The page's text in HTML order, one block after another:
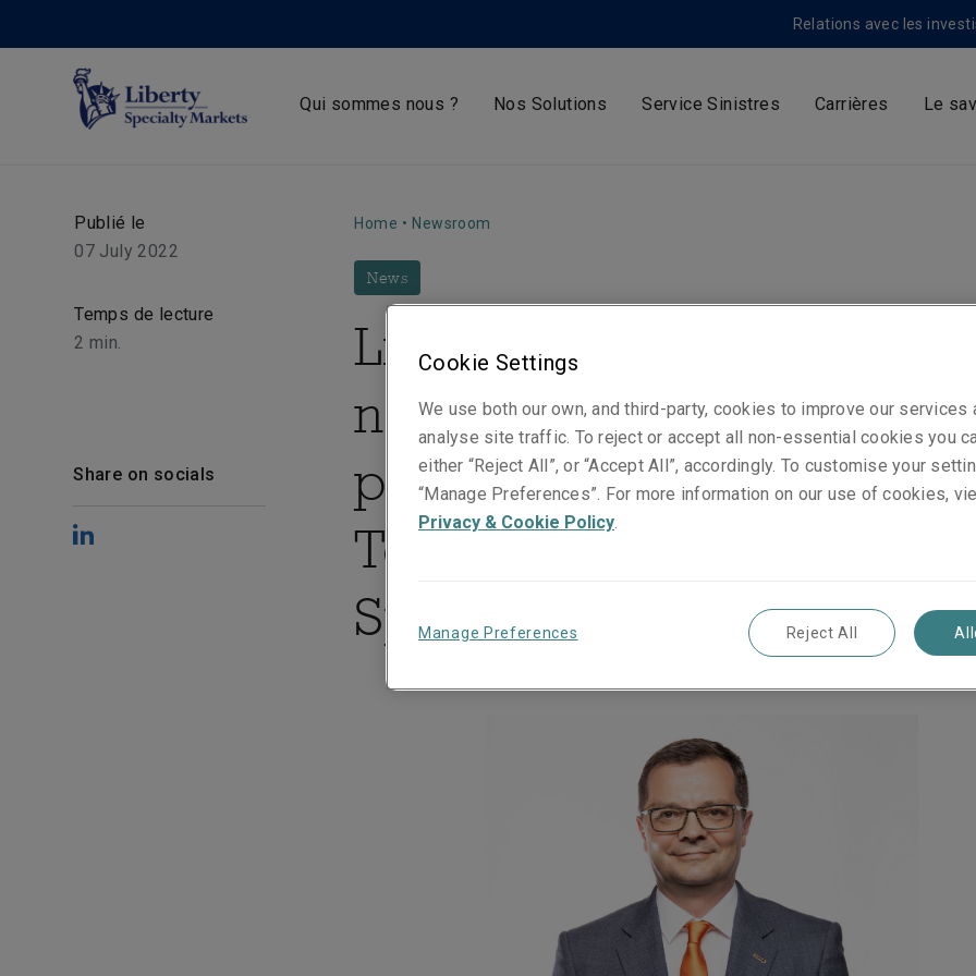
Relations avec les
Qui sommes nous ? Nos Solutions Service Sinistres Carrières Le
Publié le
07 July 2022
Temps de lecture
2 min.
Share on socials
Home • Newsroom
News
Liberty Specialty Markets
nomme Bjoern Reusswig
poste de directeur
Terrorisme et Risques
Spéciaux
Cookie Settings
We use both our own, and third-party, cookies to improve our services
analyse site traffic. To reject or accept all non-essential cookies you
either “Reject All”, or “Accept All”, accordingly. To customise your
“Manage Preferences”. For more information on our use of cookies,
Privacy & Cookie Policy
Manage Preferences Reject All